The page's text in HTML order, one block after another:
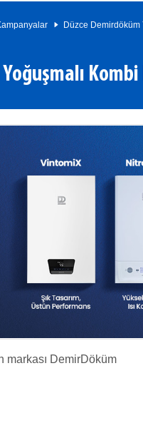
Düzce Demirdöküm
Kombi
markası DemirDöküm